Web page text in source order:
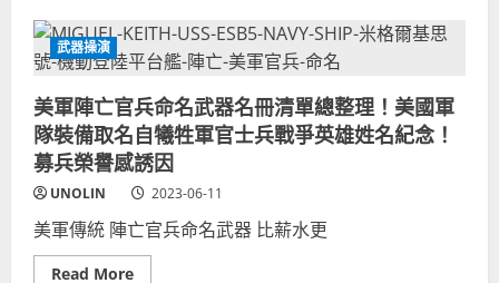
口
罩
遮
身
分
保
密
者
戴
口
罩
影
片
證
據！
國
人
愛
鼎
豐
小
籠
包！
美
國
人
吃
鼎
豐
受
武器操演
美軍陣亡官兵命名武器名冊清單總整理！美國軍
隊裝備取名自犧牲軍官士兵戰爭英雄姓名紀念！
募兵榮譽感誘因
UNOLIN 2023-06-11
美軍傳統 陣亡官兵命名武器 比薪水更
Read MoreRead